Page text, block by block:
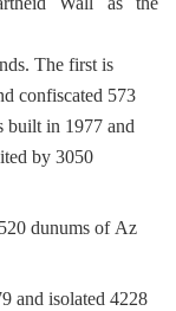
The first is
confiscated 573
built in 1977 and
by 3050
dunums of Az
and isolated 4228